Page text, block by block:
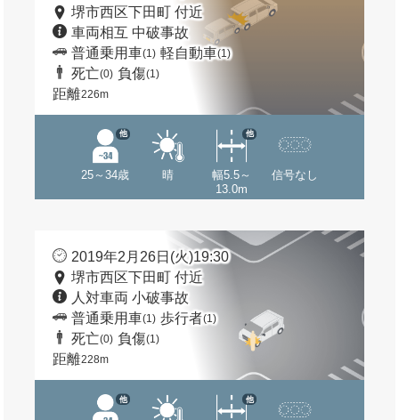
堺市西区下田町 付近
車両相互 中破事故
普通乗用車(1) 軽自動車(1)
死亡(0) 負傷(1)
距離226m
25～34歳
他
晴
幅5.5～
13.0m
他
信号なし
2019年2月26日(火)19:30
堺市西区下田町 付近
人対車両 小破事故
普通乗用車(1) 歩行者(1)
死亡(0) 負傷(1)
距離228m
他 他